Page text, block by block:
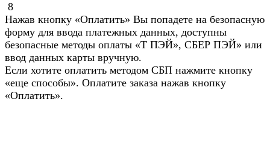
8
Нажав кнопку «Оплатить» Вы попадете на безопасную
форму для ввода платежных данных, доступны
безопасные методы оплаты «Т ПЭЙ», СБЕР ПЭЙ» или
ввод данных карты вручную.
Если хотите оплатить методом СБП нажмите кнопку
«еще способы». Оплатите заказа нажав кнопку
«Оплатить».